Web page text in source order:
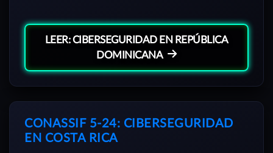
LEER: CIBERSEGURIDAD EN REPÚBLICA
DOMINICANA
CONASSIF 5-24: CIBERSEGURIDAD
EN COSTA RICA